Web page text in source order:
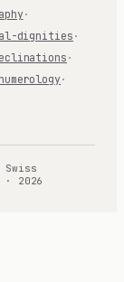
·
dignities·
·
numerology ·
· 2026